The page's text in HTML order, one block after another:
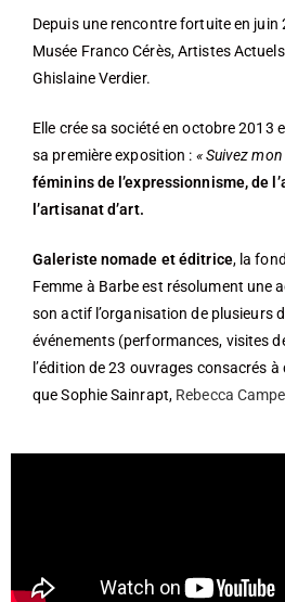
Depuis une rencontre fortuite en juin
Musée Franco Cérès, Artistes
Ghislaine Verdier.
Elle crée sa société en octobre 2013
sa première exposition : « Suivez
féminins de l’expressionnisme, de
l’artisanat d’art.
Galeriste nomade et éditrice, la
Femme à Barbe est résolument une
son actif l’organisation de plusieurs
événements (performances, visites
l’édition de 23 ouvrages consacrés
que Sophie Sainrapt, Rebecca